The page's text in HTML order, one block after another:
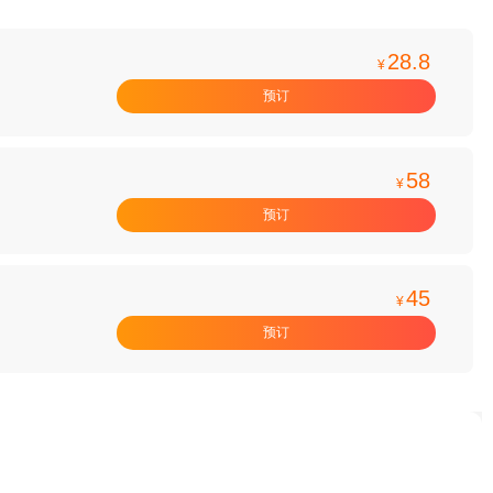
¥ 28.8
预订
¥ 58
预订
¥45
预订